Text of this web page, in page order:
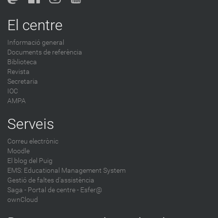
o
-
El centre
Informació general
Documents de referència
Biblioteca
Revista
Secretaria
IOC
AMPA
Serveis
Correu electrònic
Moodle
El blog del Puig
EMS: Educational Management System
Gestió de faltes d'assistència
Saga - Portal de centre - Esfer@
ownCloud